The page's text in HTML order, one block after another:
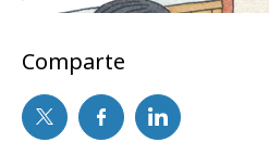
Comparte